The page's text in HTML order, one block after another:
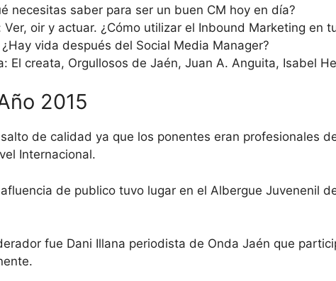
necesitas saber para ser un buen CM hoy en día?
Ver, oir y actuar. ¿Cómo utilizar el Inbound Marketing en
vida después del Social Media Manager?
El creata, Orgullosos de Jaén, Juan A. Anguita, Isabel
2015
de calidad ya que los ponentes eran profesionales
Internacional.
de publico tuvo lugar en el Albergue Juvenenil
fue Dani Illana periodista de Onda Jaén que